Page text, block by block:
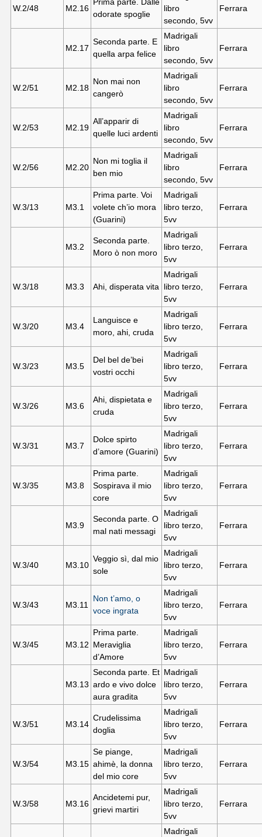
W.2/48 M2.16
Prima parte. Dalle
odorate spoglie
libro
secondo, 5vv
Ferrara
M2.17
Seconda parte. E
quella arpa felice
Madrigali
libro
secondo, 5vv
Ferrara
W.2/51 M2.18
Non mai non
cangerò
Madrigali
libro
secondo, 5vv
Ferrara
W.2/53 M2.19
All’apparir di
quelle luci ardenti
Madrigali
libro
secondo, 5vv
Ferrara
W.2/56 M2.20
Non mi toglia il
ben mio
Madrigali
libro
secondo, 5vv
Ferrara
W.3/13 M3.1
Prima parte. Voi
volete ch’io mora
(Guarini)
Madrigali
libro terzo,
5vv
Ferrara
M3.2
Seconda parte.
Moro ò non moro
Madrigali
libro terzo,
5vv
Ferrara
W.3/18 M3.3 Ahi, disperata vita
Madrigali
libro terzo,
5vv
Ferrara
W.3/20 M3.4
Languisce e
moro, ahi, cruda
Madrigali
libro terzo,
5vv
Ferrara
W.3/23 M3.5
Del bel de’bei
vostri occhi
Madrigali
libro terzo,
5vv
Ferrara
W.3/26 M3.6
Ahi, dispietata e
cruda
Madrigali
libro terzo,
5vv
Ferrara
W.3/31 M3.7
Dolce spirto
d’amore (Guarini)
Madrigali
libro terzo,
5vv
Ferrara
W.3/35 M3.8
Prima parte.
Sospirava il mio
core
Madrigali
libro terzo,
5vv
Ferrara
M3.9
Seconda parte. O
mal nati messagi
Madrigali
libro terzo,
5vv
Ferrara
W.3/40 M3.10
Veggio sì, dal mio
sole
Madrigali
libro terzo,
5vv
Ferrara
W.3/43 M3.11
Non t’amo, o
voce ingrata
Madrigali
libro terzo,
5vv
Ferrara
W.3/45 M3.12
Prima parte.
Meraviglia
d’Amore
Madrigali
libro terzo,
5vv
Ferrara
M3.13
Seconda parte. Et
ardo e vivo dolce
aura gradita
Madrigali
libro terzo,
5vv
Ferrara
W.3/51 M3.14
Crudelissima
doglia
Madrigali
libro terzo,
5vv
Ferrara
W.3/54 M3.15
Se piange,
ahimè, la donna
del mio core
Madrigali
libro terzo,
5vv
Ferrara
W.3/58 M3.16
Ancidetemi pur,
grievi martiri
Madrigali
libro terzo,
5vv
Ferrara
Madrigali